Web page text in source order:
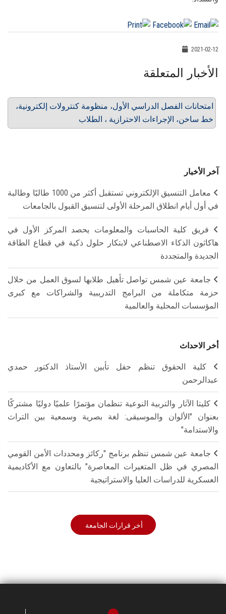
2021-02-12
الأخبار المتعلقة
امتحانات الفصل الدراسي الأول، منظومة كنترولات إلكترونية،
خط ساخن، الإجراءات الاحترازية ، الطلاب
آخر الأخبار
معامل التنسيق الإلكتروني تستقبل أكثر من 1000 طالبًا وطالبة
في أول أيام انطلاق المرحلة الأولى لتنسيق القبول بالجامعات
فريق كلية الحاسبات والمعلومات يحصد المركز الأول في
هاكاثون الذكاء الاصطناعي لابتكار حلول ذكية في قطاع الطاقة
الجديدة والمتجددة
جامعة عين شمس تواصل تأهيل طلابها لسوق العمل من خلال
حزمة متكاملة من البرامج التدريبية والشراكات مع كبرى
المؤسسات المحلية والعالمية
أخر الاحداث
كلية الحقوق تنظم حفل تأبين الأستاذ الدكتور حمدي
عبدالرحمن
كليتا الآثار والتربية النوعية تنظمان مؤتمرًا علميًا دوليًا مشتركًا
بعنوان "الألوان والموسيقى: لغة بصرية وسمعية بين التراث
والاستدامة"
جامعة عين شمس تنظم برنامج "ركائز ومحددات الأمن القومي
المصري في ظل المتغيرات المعاصرة" بالتعاون مع الأكاديمية
العسكرية للدراسات العليا والاستراتيجية
أخر قرارات الجامعة